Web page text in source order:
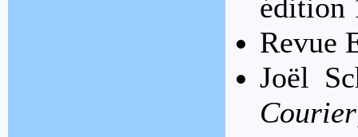
édition
Revue
Joël
Courier